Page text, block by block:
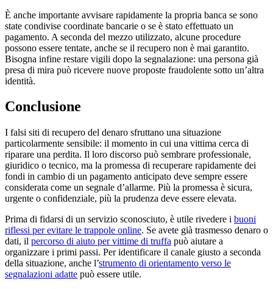
È anche importante avvisare rapidamente la propria banca se sono
state condivise coordinate bancarie o se è stato effettuato un
pagamento. A seconda del mezzo utilizzato, alcune procedure
possono essere tentate, anche se il recupero non è mai garantito.
Bisogna infine restare vigili dopo la segnalazione: una persona già
presa di mira può ricevere nuove proposte fraudolente sotto un’altra
identità.
Conclusione
I falsi siti di recupero del denaro sfruttano una situazione
particolarmente sensibile: il momento in cui una vittima cerca di
riparare una perdita. Il loro discorso può sembrare professionale,
giuridico o tecnico, ma la promessa di recuperare rapidamente dei
fondi in cambio di un pagamento anticipato deve sempre essere
considerata come un segnale d’allarme. Più la promessa è sicura,
urgente o confidenziale, più la prudenza deve essere elevata.
Prima di fidarsi di un servizio sconosciuto, è utile rivedere i buoni
riflessi per evitare le trappole online. Se avete già trasmesso denaro o
dati, il percorso di aiuto per vittime di truffa può aiutare a
organizzare i primi passi. Per identificare il canale giusto a seconda
della situazione, anche l’strumento di orientamento verso le
segnalazioni adatte può essere utile.